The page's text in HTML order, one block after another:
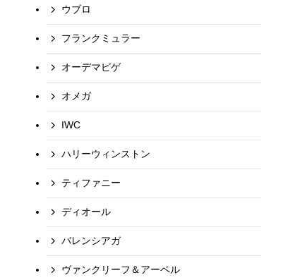
ウブロ
フランクミュラー
オーデマピゲ
オメガ
IWC
ハリーウィンストン
ティファニー
ディオール
バレンシアガ
ヴァンクリーフ＆アーペル